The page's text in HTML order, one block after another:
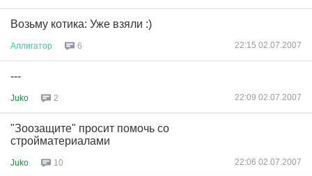
Возьму котика: Уже взяли :)
Аллигатор 6 22:15 02.07.2007
---
Juko 2 22:09 02.07.2007
"Зоозащите" просит помочь со
стройматериалами
Juko 10 22:06 02.07.2007